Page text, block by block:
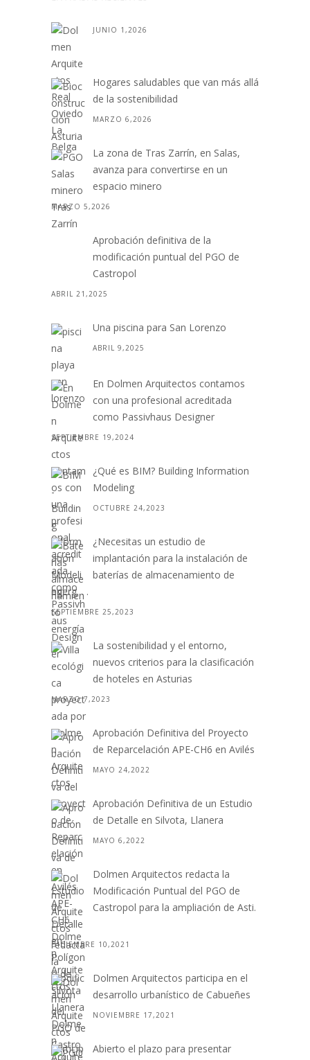
JUNIO 1,2026
Hogares saludables que van más allá
de la sostenibilidad
MARZO 6,2026
La zona de Tras Zarrín, en Salas,
avanza para convertirse en un
espacio minero
MARZO 5,2026
Aprobación definitiva de la
modificación puntual del PGO de
Castropol
ABRIL 21,2025
Una piscina para San Lorenzo
ABRIL 9,2025
En Dolmen Arquitectos contamos
con una profesional acreditada
como Passivhaus Designer
SEPTIEMBRE 19,2024
¿Qué es BIM? Building Information
Modeling
OCTUBRE 24,2023
¿Necesitas un estudio de
implantación para la instalación de
baterías de almacenamiento de
energ. . .
SEPTIEMBRE 25,2023
La sostenibilidad y el entorno,
nuevos criterios para la clasificación
de hoteles en Asturias
MARZO 7,2023
Aprobación Definitiva del Proyecto
de Reparcelación APE-CH6 en Avilés
MAYO 24,2022
Aprobación Definitiva de un Estudio
de Detalle en Silvota, Llanera
MAYO 6,2022
Dolmen Arquitectos redacta la
Modificación Puntual del PGO de
Castropol para la ampliación de Asti.
. .
DICIEMBRE 10,2021
Dolmen Arquitectos participa en el
desarrollo urbanístico de Cabueñes
NOVIEMBRE 17,2021
Abierto el plazo para presentar